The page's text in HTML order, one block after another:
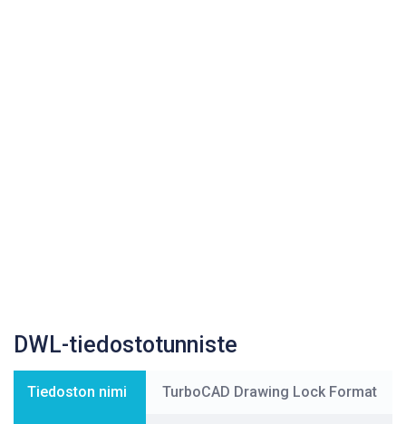
DWL-tiedostotunniste
Tiedoston nimi TurboCAD Drawing Lock Format